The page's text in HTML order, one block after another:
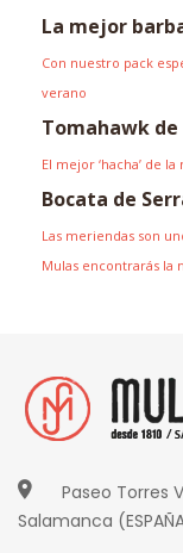
La mejor
Con nuestro pack
verano
Tomahawk de
El mejor ‘hacha’ de
Bocata de
Las meriendas son
Mulas encontrarás
Paseo Torres
Salamanca